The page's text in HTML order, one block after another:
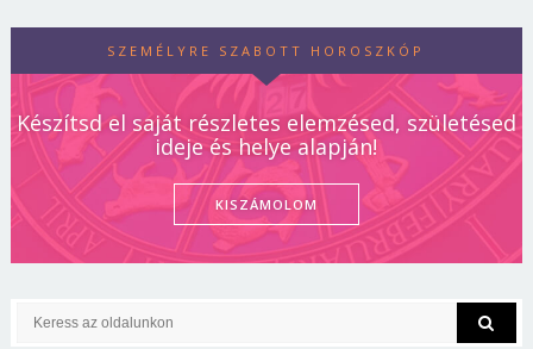
SZEMÉLYRE SZABOTT HOROSZKÓP
Készítsd el saját részletes elemzésed, születésed
ideje és helye alapján!
KISZÁMOLOM